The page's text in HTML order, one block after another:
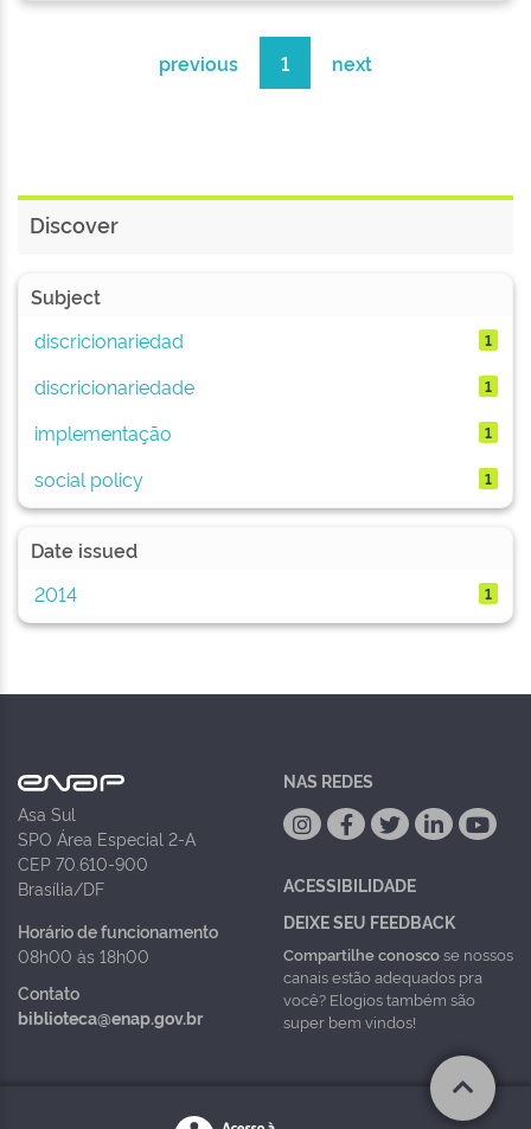
previous 1 next
Discover
Subject
discricionariedad
1
discricionariedade 1
implementação 1
social policy 1
Date issued
2014
1
Asa Sul
SPO Área Especial 2-A
CEP 70.610-900
Brasília/DF
Horário de funcionamento
08h00 às 18h00
Contato
biblioteca@enap.gov.br
NAS REDES
ACESSIBILIDADE
DEIXE SEU FEEDBACK
Compartilhe conoscose nossos
canais estão adequados pra
você? Elogios também são
super bem vindos!